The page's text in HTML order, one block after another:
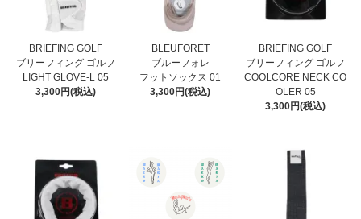
BRIEFING GOLF
ブリーフィング ゴルフ
LIGHT GLOVE-L 05
3,300円(税込)
BLEUFORET
ブルーフォレ
フットソックス 01
3,300円(税込)
BRIEFING GOLF
ブリーフィング ゴルフ
COOLCORE NECK CO
OLER 05
3,300円(税込)